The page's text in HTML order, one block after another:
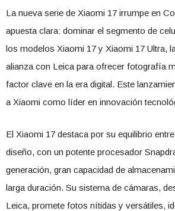
La nueva serie de Xiaomi 17 irrumpe en
apuesta clara: dominar el segmento de
los modelos Xiaomi 17 y Xiaomi 17 Ultra,
alianza con Leica para ofrecer fotografía
factor clave en la era digital. Este
a Xiaomi como líder en innovación
El Xiaomi 17 destaca por su equilibrio
diseño, con un potente procesador
generación, gran capacidad de
larga duración. Su sistema de cámaras,
Leica, promete fotos nítidas y versátiles,